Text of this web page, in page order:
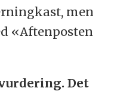
men
«Aftenposten
Det